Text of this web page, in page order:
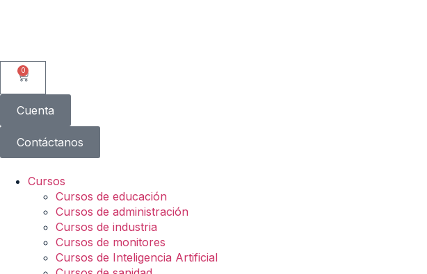
0
Cuenta
Contáctanos
Cursos
Cursos de educación
Cursos de administración
Cursos de industria
Cursos de monitores
Cursos de Inteligencia Artificial